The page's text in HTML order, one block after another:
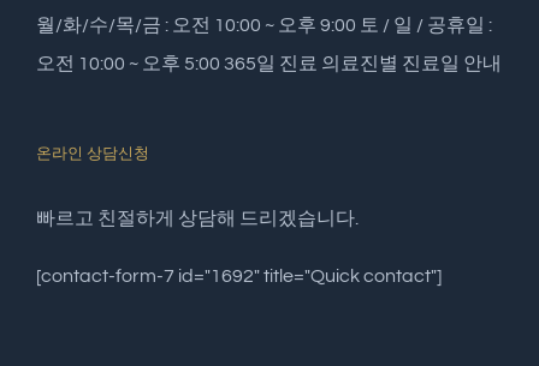
월/화/수/목/금 : 오전 10:00 ~ 오후 9:00 토 / 일 / 공휴일 :
오전 10:00 ~ 오후 5:00 365일 진료 의료진별 진료일 안내
온라인 상담신청
빠르고 친절하게 상담해 드리겠습니다.
[contact-form-7 id="1692" title="Quick contact"]